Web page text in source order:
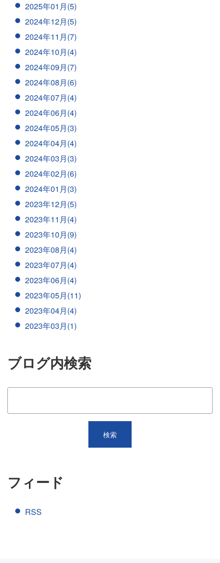
2025年01月(5)
2024年12月(5)
2024年11月(7)
2024年10月(4)
2024年09月(7)
2024年08月(6)
2024年07月(4)
2024年06月(4)
2024年05月(3)
2024年04月(4)
2024年03月(3)
2024年02月(6)
2024年01月(3)
2023年12月(5)
2023年11月(4)
2023年10月(9)
2023年08月(4)
2023年07月(4)
2023年06月(4)
2023年05月(11)
2023年04月(4)
2023年03月(1)
ブログ内検索
フィード
RSS